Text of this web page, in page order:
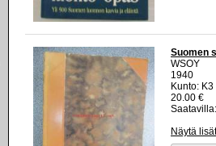
Suomen
WSOY
1940
Kunto:
20.00 €
Näytä